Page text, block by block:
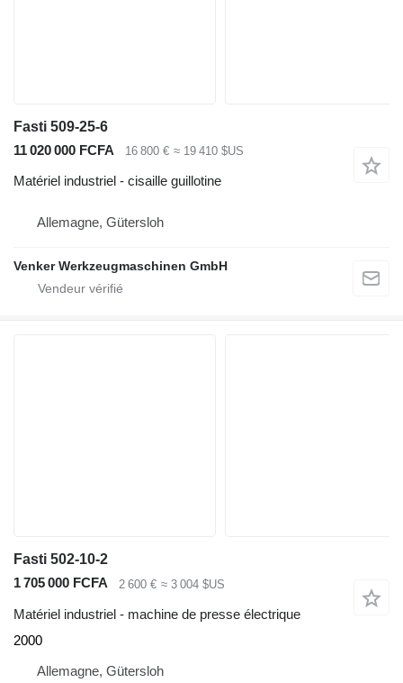
Fasti 509-25-6
11 020 000 FCFA
16 800 € ≈ 19 410 $US
Matériel industriel - cisaille guillotine
Allemagne, Gütersloh
Venker Werkzeugmaschinen GmbH
Fasti 502-10-2
1 705 000 FCFA
2 600 € ≈ 3 004 $US
Matériel industriel - machine de presse électrique
2000
Allemagne, Gütersloh